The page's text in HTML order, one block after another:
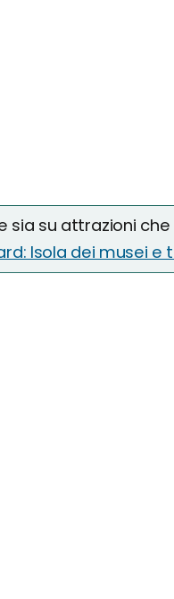
sia su attrazioni
Isola dei musei e